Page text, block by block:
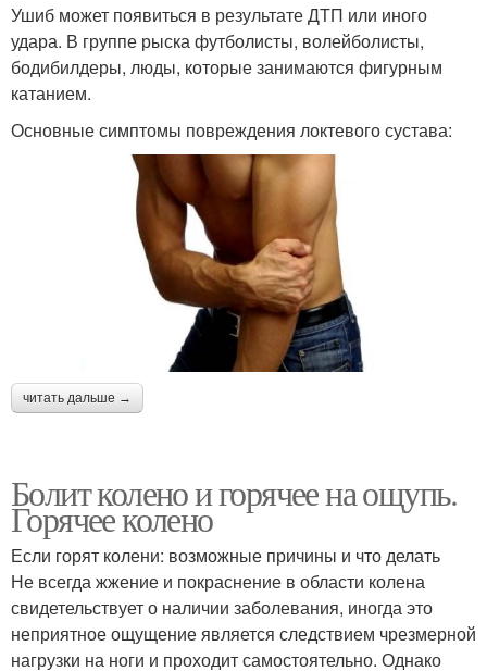
Ушиб может появиться в результате ДТП или иного
удара. В группе рыска футболисты, волейболисты,
бодибилдеры, люды, которые занимаются фигурным
катанием.
Основные симптомы повреждения локтевого сустава:
читать дальше →
Болит колено и горячее на ощупь.
Горячее колено
Если горят колени: возможные причины и что делать
Не всегда жжение и покраснение в области колена
свидетельствует о наличии заболевания, иногда это
неприятное ощущение является следствием чрезмерной
нагрузки на ноги и проходит самостоятельно. Однако